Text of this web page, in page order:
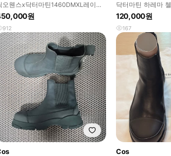
오웬스x닥터마틴1460DMXL레이스
부츠 290원
912
닥터마틴 하레마
120,000원
167
Cos